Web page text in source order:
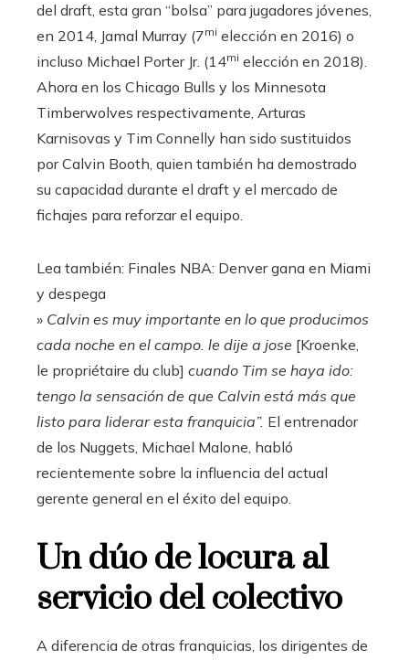
del draft, esta gran “bolsa” para jugadores jóvenes,
en 2014, Jamal Murray (7mi elección en 2016) o
incluso Michael Porter Jr. (14mi elección en 2018).
Ahora en los Chicago Bulls y los Minnesota
Timberwolves respectivamente, Arturas
Karnisovas y Tim Connelly han sido sustituidos
por Calvin Booth, quien también ha demostrado
su capacidad durante el draft y el mercado de
fichajes para reforzar el equipo.
Lea también: Finales NBA: Denver gana en Miami
y despega
» Calvin es muy importante en lo que producimos
cada noche en el campo. le dije a jose [Kroenke,
le propriétaire du club] cuando Tim se haya ido:
tengo la sensación de que Calvin está más que
listo para liderar esta franquicia”. El entrenador
de los Nuggets, Michael Malone, habló
recientemente sobre la influencia del actual
gerente general en el éxito del equipo.
Un dúo de locura al
servicio del colectivo
A diferencia de otras franquicias, los dirigentes de